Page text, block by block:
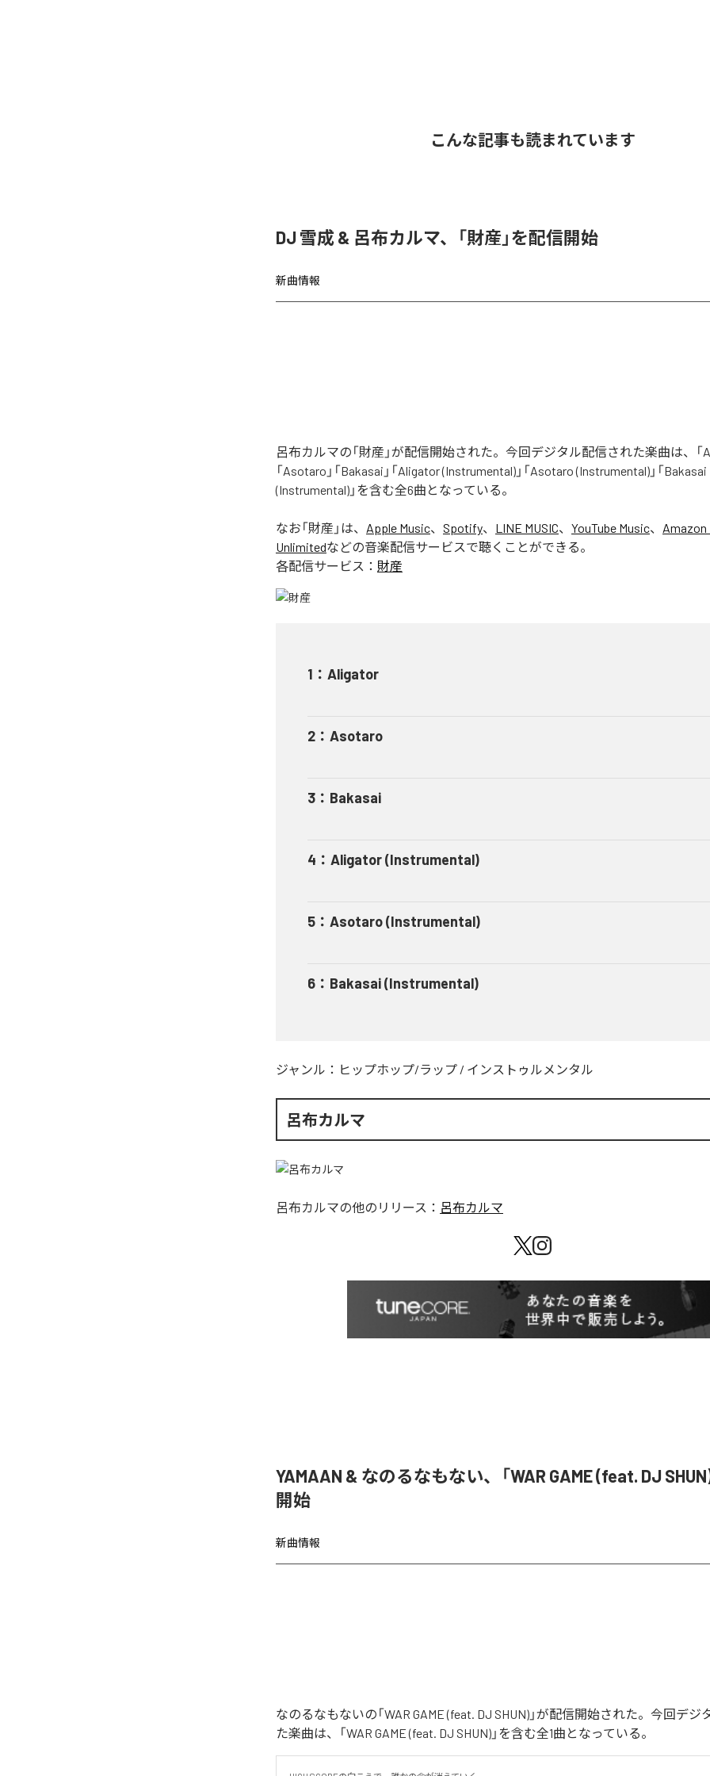
こんな記事も読まれています
DJ 雪成 & 呂布カルマ、「財産」を配信開始
新曲情報
呂布カルマの「財産」が配信開始された。今回デジタル配信された楽曲は、「
「Asotaro」「Bakasai」「Aligator (Instrumental)」「Asotaro (Instrumental)」「Bakasai
(Instrumental)」を含む全6曲となっている。
なお「財産 」は、 Apple Music、 Spotify、 LINE MUSIC、 YouTube Music、 Amazon
Unlimitedなどの音楽配信サービスで聴くことができる。
各配信サービス： 財産
1 ： Aligator
2 ： Asotaro
3 ： Bakasai
4 ： Aligator (Instrumental)
5 ： Asotaro (Instrumental)
6 ： Bakasai (Instrumental)
ジャンル： ヒップホップ/ラップ / インストゥルメンタル
呂布カルマ
呂布カルマの他のリリース： 呂布カルマ
YAMAAN & なのるなもない、「WAR GAME (feat. DJ
開始
新曲情報
なのるなもないの「WAR GAME (feat. DJ SHUN)」が配信開始された。今回デジ
た楽曲は、「WAR GAME (feat. DJ SHUN)」を含む全1曲となっている。